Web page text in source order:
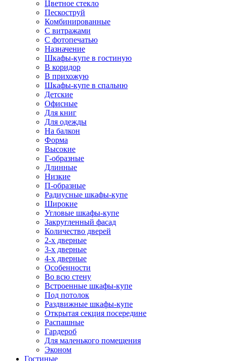
Цветное стекло
Пескоструй
Комбинированные
С витражами
С фотопечатью
Назначение
Шкафы-купе в гостиную
В коридор
В прихожую
Шкафы-купе в спальню
Детские
Офисные
Для книг
Для одежды
На балкон
Форма
Высокие
Г-образные
Длинные
Низкие
П-образные
Радиусные шкафы-купе
Широкие
Угловые шкафы-купе
Закругленный фасад
Количество дверей
2-х дверные
3-х дверные
4-х дверные
Особенности
Во всю стену
Встроенные шкафы-купе
Под потолок
Раздвижные шкафы-купе
Открытая секция посередине
Распашные
Гардероб
Для маленького помещения
Эконом
Гостиные